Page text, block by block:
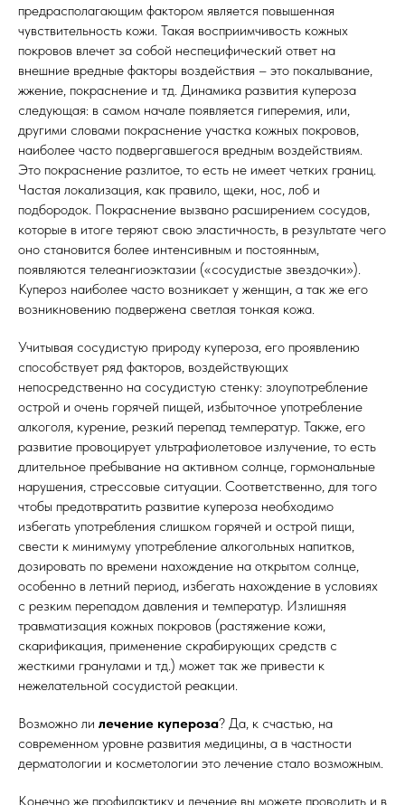
предрасполагающим фактором является повышенная
чувствительность кожи. Такая восприимчивость кожных
покровов влечет за собой неспецифический ответ на
внешние вредные факторы воздействия – это покалывание,
жжение, покраснение и тд. Динамика развития купероза
следующая: в самом начале появляется гиперемия, или,
другими словами покраснение участка кожных покровов,
наиболее часто подвергавшегося вредным воздействиям.
Это покраснение разлитое, то есть не имеет четких границ.
Частая локализация, как правило, щеки, нос, лоб и
подбородок. Покраснение вызвано расширением сосудов,
которые в итоге теряют свою эластичность, в результате чего
оно становится более интенсивным и постоянным,
появляются телеангиоэктазии («сосудистые звездочки»).
Купероз наиболее часто возникает у женщин, а так же его
возникновению подвержена светлая тонкая кожа.
Учитывая сосудистую природу купероза, его проявлению
способствует ряд факторов, воздействующих
непосредственно на сосудистую стенку: злоупотребление
острой и очень горячей пищей, избыточное употребление
алкоголя, курение, резкий перепад температур. Также, его
развитие провоцирует ультрафиолетовое излучение, то есть
длительное пребывание на активном солнце, гормональные
нарушения, стрессовые ситуации. Соответственно, для того
чтобы предотвратить развитие купероза необходимо
избегать употребления слишком горячей и острой пищи,
свести к минимуму употребление алкогольных напитков,
дозировать по времени нахождение на открытом солнце,
особенно в летний период, избегать нахождение в условиях
с резким перепадом давления и температур. Излишняя
травматизация кожных покровов (растяжение кожи,
скарификация, применение скрабирующих средств с
жесткими гранулами и тд.) может так же привести к
нежелательной сосудистой реакции.
Возможно ли лечение купероза? Да, к счастью, на
современном уровне развития медицины, а в частности
дерматологии и косметологии это лечение стало возможным.
Конечно же профилактику и лечение вы можете проводить и в